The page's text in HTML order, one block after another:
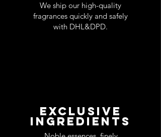
We ship our high-quality
fragrances quickly and safely
with DHL&DPD.
EXCLUSIVE
INGREDIENTS